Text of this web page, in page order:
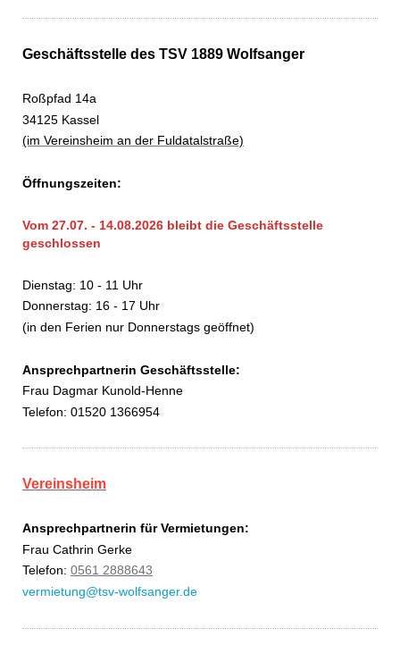
Geschäftsstelle des TSV 1889 Wolfsanger
Roßpfad 14a
34125 Kassel
(im Vereinsheim an der Fuldatalstraße)
Öffnungszeiten:
Vom 27.07. - 14.08.2026 bleibt die Geschäftsstelle
geschlossen
Dienstag: 10 - 11 Uhr
Donnerstag: 16 - 17 Uhr
(in den Ferien nur Donnerstags geöffnet)
Ansprechpartnerin Geschäftsstelle:
Frau Dagmar Kunold-Henne
Telefon: 01520 1366954
Vereinsheim
Ansprechpartnerin für Vermietungen:
Frau Cathrin Gerke
Telefon: 0561 2888643
vermietung@tsv-wolfsanger.de